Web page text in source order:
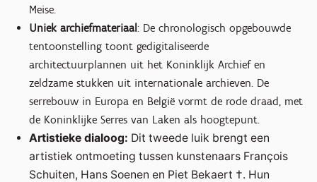
Meise.
Uniek archiefmateriaal: De chronologisch opgebouwde
tentoonstelling toont gedigitaliseerde
architectuurplannen uit het Koninklijk Archief en
zeldzame stukken uit internationale archieven. De
serrebouw in Europa en België vormt de rode draad, met
de Koninklijke Serres van Laken als hoogtepunt.
Artistieke dialoog: Dit tweede luik brengt een
artistiek ontmoeting tussen kunstenaars François
Schuiten, Hans Soenen en Piet Bekaert †. Hun